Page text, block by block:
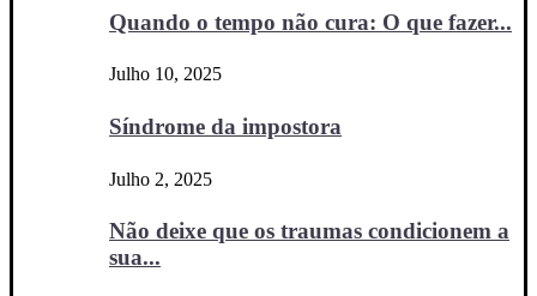
Quando o tempo não cura: O que fazer...
Julho 10, 2025
Síndrome da impostora
Julho 2, 2025
Não deixe que os traumas condicionem a
sua...